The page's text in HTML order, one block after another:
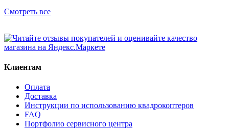
Смотреть все
Клиентам
Оплата
Доставка
Инструкции по использованию квадрокоптеров
FAQ
Портфолио сервисного центра